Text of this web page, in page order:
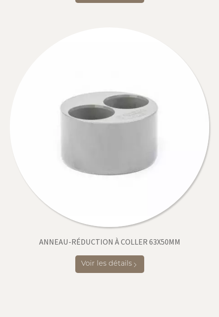
ANNEAU-RÉDUCTION À COLLER 63X50MM
Voir les détails